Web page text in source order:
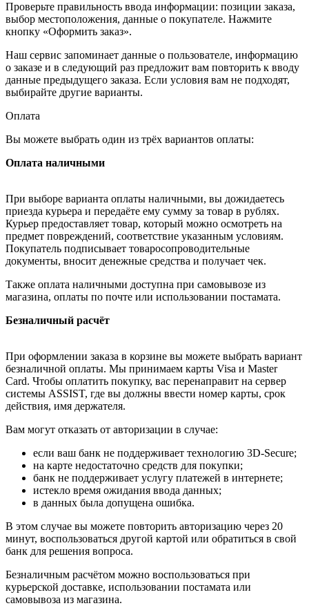
Проверьте правильность ввода информации: позиции заказа,
выбор местоположения, данные о покупателе. Нажмите
кнопку «Оформить заказ».
Наш сервис запоминает данные о пользователе, информацию
о заказе и в следующий раз предложит вам повторить к вводу
данные предыдущего заказа. Если условия вам не подходят,
выбирайте другие варианты.
Оплата
Вы можете выбрать один из трёх вариантов оплаты:
Оплата наличными
При выборе варианта оплаты наличными, вы дожидаетесь
приезда курьера и передаёте ему сумму за товар в рублях.
Курьер предоставляет товар, который можно осмотреть на
предмет повреждений, соответствие указанным условиям.
Покупатель подписывает товаросопроводительные
документы, вносит денежные средства и получает чек.
Также оплата наличными доступна при самовывозе из
магазина, оплаты по почте или использовании постамата.
Безналичный расчёт
При оформлении заказа в корзине вы можете выбрать вариант
безналичной оплаты. Мы принимаем карты Visa и Master
Card. Чтобы оплатить покупку, вас перенаправит на сервер
системы ASSIST, где вы должны ввести номер карты, срок
действия, имя держателя.
Вам могут отказать от авторизации в случае:
если ваш банк не поддерживает технологию 3D-Secure;
на карте недостаточно средств для покупки;
банк не поддерживает услугу платежей в интернете;
истекло время ожидания ввода данных;
в данных была допущена ошибка.
В этом случае вы можете повторить авторизацию через 20
минут, воспользоваться другой картой или обратиться в свой
банк для решения вопроса.
Безналичным расчётом можно воспользоваться при
курьерской доставке, использовании постамата или
самовывоза из магазина.